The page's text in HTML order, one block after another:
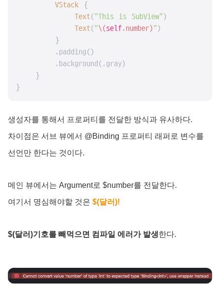
VStack {
Text("This is SubView")
Text("\(self.number)")
        }
        .padding()
        .background(.gray)
    }
}
생성자를 통해서 프로퍼티를 전달한 방식과 유사하다.
차이점은 서브 뷰에서 @Binding 프로퍼티 래퍼로 변수를
선언만 한다는 것이다.
메인 뷰에서는 Argument로 $number를 전달한다.
여기서 명심해야할 것은 $(달러)!
$(달러)기호를 빼먹으면 컴파일 에러가 발생한다.